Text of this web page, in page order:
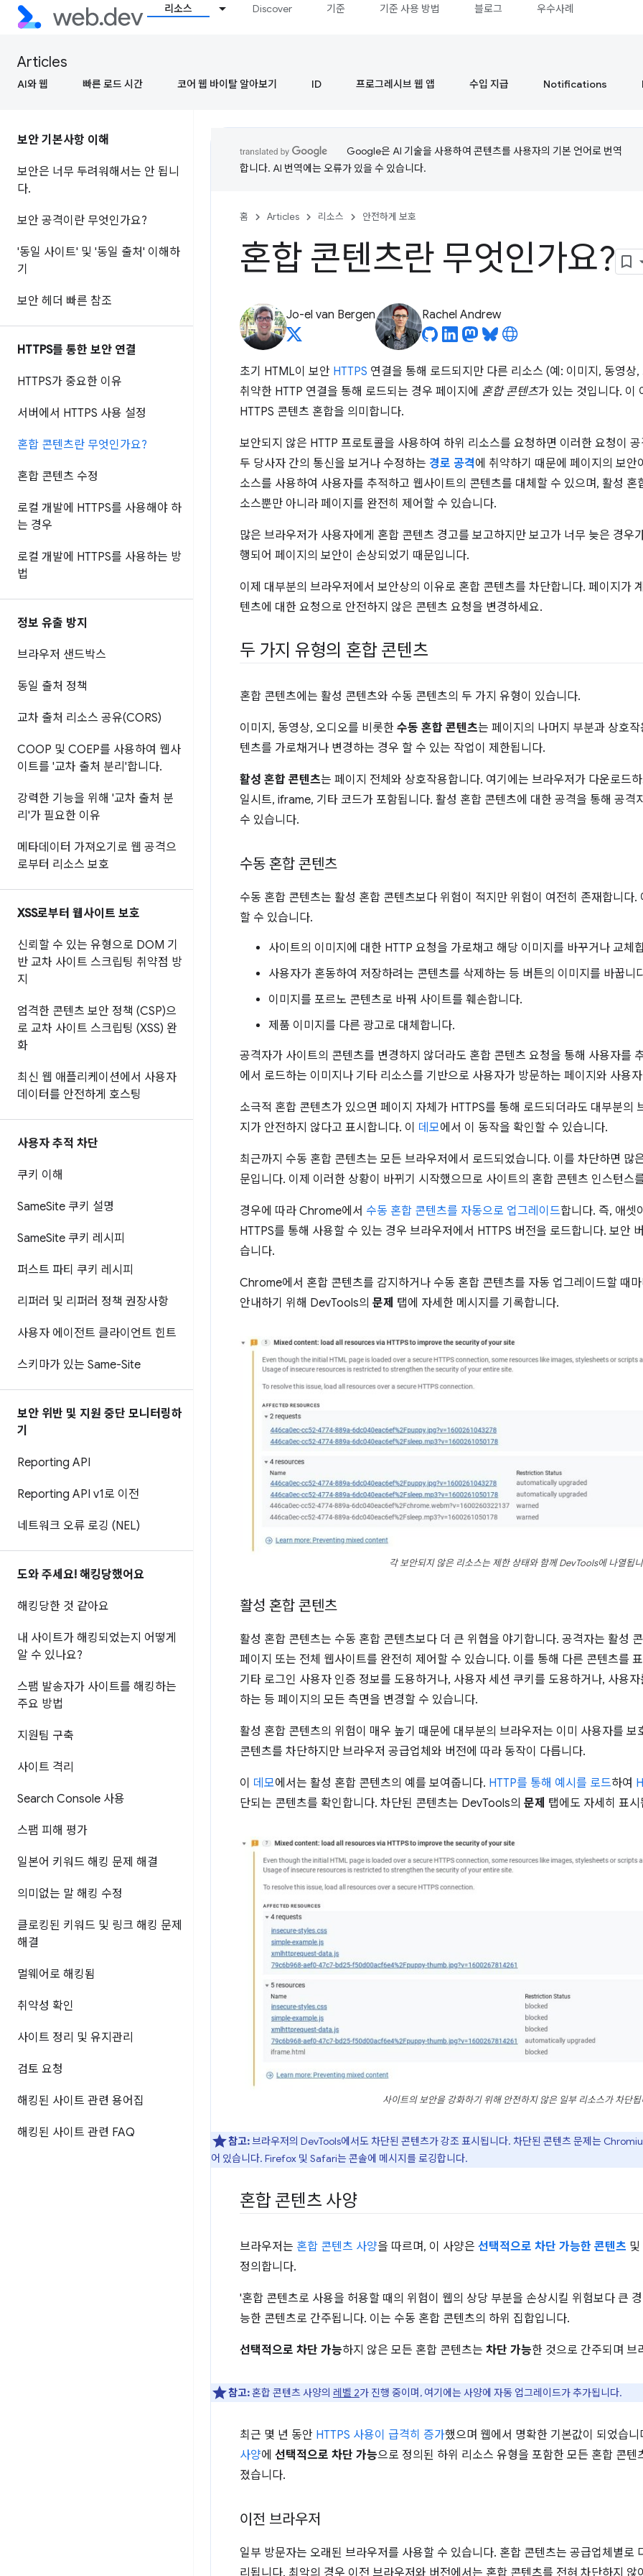
리소스 Discover 기준 기준 사용 방법 블로그 우수사례
Articles
AI와 웹 빠른 로드 시간 코어 웹 바이탈 알아보기 ID 프로그레시브 웹 앱 수입 지급 Notifications
보안 기본사항 이해
보안은 너무 두려워해서는 안 됩니
다.
보안 공격이란 무엇인가요?
'동일 사이트' 및 '동일 출처' 이해하
기
보안 헤더 빠른 참조
HTTPS를 통한 보안 연결
HTTPS가 중요한 이유
서버에서 HTTPS 사용 설정
혼합 콘텐츠란 무엇인가요?
혼합 콘텐츠 수정
로컬 개발에 HTTPS를 사용해야 하
는 경우
로컬 개발에 HTTPS를 사용하는 방
법
정보 유출 방지
브라우저 샌드박스
동일 출처 정책
교차 출처 리소스 공유(CORS)
COOP 및 COEP를 사용하여 웹사
이트를 '교차 출처 분리'합니다.
강력한 기능을 위해 '교차 출처 분
리'가 필요한 이유
메타데이터 가져오기로 웹 공격으
로부터 리소스 보호
XSS로부터 웹사이트 보호
신뢰할 수 있는 유형으로 DOM 기
반 교차 사이트 스크립팅 취약점 방
지
엄격한 콘텐츠 보안 정책 (CSP)으
로 교차 사이트 스크립팅 (XSS) 완
화
최신 웹 애플리케이션에서 사용자
데이터를 안전하게 호스팅
사용자 추적 차단
쿠키 이해
SameSite 쿠키 설명
SameSite 쿠키 레시피
퍼스트 파티 쿠키 레시피
리퍼러 및 리퍼러 정책 권장사항
사용자 에이전트 클라이언트 힌트
스키마가 있는 Same-Site
보안 위반 및 지원 중단 모니터링하
기
Reporting API
Reporting API v1로 이전
네트워크 오류 로깅 (NEL)
도와 주세요! 해킹당했어요
해킹당한 것 같아요
내 사이트가 해킹되었는지 어떻게
알 수 있나요?
스팸 발송자가 사이트를 해킹하는
주요 방법
지원팀 구축
사이트 격리
Search Console 사용
스팸 피해 평가
일본어 키워드 해킹 문제 해결
의미없는 말 해킹 수정
클로킹된 키워드 및 링크 해킹 문제
해결
멀웨어로 해킹됨
취약성 확인
사이트 정리 및 유지관리
검토 요청
해킹된 사이트 관련 용어집
해킹된 사이트 관련 FAQ
Google은 AI 기술을 사용하여 콘텐츠를 사용자의 기본 언어로 번역
합니다. AI 번역에는 오류가 있을 수 있습니다.
홈 Articles 리소스 안전하게 보호
혼합 콘텐츠란 무엇인가요?
Jo-el van Bergen Rachel Andrew
초기 HTML이 보안 HTTPS 연결을 통해 로드되지만 다른 리소스 (예: 이미지, 동영상
취약한 HTTP 연결을 통해 로드되는 경우 페이지에 혼합 콘텐츠가 있는 것입니다. 이
HTTPS 콘텐츠 혼합을 의미합니다.
보안되지 않은 HTTP 프로토콜을 사용하여 하위 리소스를 요청하면 이러한 요청이
두 당사자 간의 통신을 보거나 수정하는 경로 공격에 취약하기 때문에 페이지의 보
소스를 사용하여 사용자를 추적하고 웹사이트의 콘텐츠를 대체할 수 있으며, 활성
소스뿐만 아니라 페이지를 완전히 제어할 수 있습니다.
많은 브라우저가 사용자에게 혼합 콘텐츠 경고를 보고하지만 보고가 너무 늦은 경우
행되어 페이지의 보안이 손상되었기 때문입니다.
이제 대부분의 브라우저에서 보안상의 이유로 혼합 콘텐츠를 차단합니다. 페이지가
텐츠에 대한 요청으로 안전하지 않은 콘텐츠 요청을 변경하세요.
두 가지 유형의 혼합 콘텐츠
혼합 콘텐츠에는 활성 콘텐츠와 수동 콘텐츠의 두 가지 유형이 있습니다.
이미지, 동영상, 오디오를 비롯한 수동 혼합 콘텐츠는 페이지의 나머지 부분과 상호
텐츠를 가로채거나 변경하는 경우 할 수 있는 작업이 제한됩니다.
활성 혼합 콘텐츠는 페이지 전체와 상호작용합니다. 여기에는 브라우저가 다운로드
일시트, iframe, 기타 코드가 포함됩니다. 활성 혼합 콘텐츠에 대한 공격을 통해 공격
수 있습니다.
수동 혼합 콘텐츠
수동 혼합 콘텐츠는 활성 혼합 콘텐츠보다 위험이 적지만 위험이 여전히 존재합니다
할 수 있습니다.
사이트의 이미지에 대한 HTTP 요청을 가로채고 해당 이미지를 바꾸거나 교체
사용자가 혼동하여 저장하려는 콘텐츠를 삭제하는 등 버튼의 이미지를 바꿉니
이미지를 포르노 콘텐츠로 바꿔 사이트를 훼손합니다.
제품 이미지를 다른 광고로 대체합니다.
공격자가 사이트의 콘텐츠를 변경하지 않더라도 혼합 콘텐츠 요청을 통해 사용자를
에서 로드하는 이미지나 기타 리소스를 기반으로 사용자가 방문하는 페이지와 사용
소극적 혼합 콘텐츠가 있으면 페이지 자체가 HTTPS를 통해 로드되더라도 대부분의
지가 안전하지 않다고 표시합니다. 이 데모에서 이 동작을 확인할 수 있습니다.
최근까지 수동 혼합 콘텐츠는 모든 브라우저에서 로드되었습니다. 이를 차단하면 많
문입니다. 이제 이러한 상황이 바뀌기 시작했으므로 사이트의 혼합 콘텐츠 인스턴스
경우에 따라 Chrome에서 수동 혼합 콘텐츠를 자동으로 업그레이드합니다. 즉, 애셋
HTTPS를 통해 사용할 수 있는 경우 브라우저에서 HTTPS 버전을 로드합니다. 보안
습니다.
Chrome에서 혼합 콘텐츠를 감지하거나 수동 혼합 콘텐츠를 자동 업그레이드할 때
안내하기 위해 DevTools의 문제 탭에 자세한 메시지를 기록합니다.
각 보안되지 않은 리소스는 제한 상태와 함께 DevTools에 나열됩
활성 혼합 콘텐츠
활성 혼합 콘텐츠는 수동 혼합 콘텐츠보다 더 큰 위협을 야기합니다. 공격자는 활성
페이지 또는 전체 웹사이트를 완전히 제어할 수 있습니다. 이를 통해 다른 콘텐츠를
기타 로그인 사용자 인증 정보를 도용하거나, 사용자 세션 쿠키를 도용하거나, 사용
하는 등 페이지의 모든 측면을 변경할 수 있습니다.
활성 혼합 콘텐츠의 위험이 매우 높기 때문에 대부분의 브라우저는 이미 사용자를
콘텐츠를 차단하지만 브라우저 공급업체와 버전에 따라 동작이 다릅니다.
이 데모에서는 활성 혼합 콘텐츠의 예를 보여줍니다. HTTP를 통해 예시를 로드하여
단되는 콘텐츠를 확인합니다. 차단된 콘텐츠는 DevTools의 문제 탭에도 자세히 표
사이트의 보안을 강화하기 위해 안전하지 않은 일부 리소스가 차단됩
참고:브라우저의 DevTools에서도 차단된 콘텐츠가 강조 표시됩니다. 차단된 콘텐츠 문제는
어 있습니다. Firefox 및 Safari는 콘솔에 메시지를 로깅합니다.
혼합 콘텐츠 사양
브라우저는 혼합 콘텐츠 사양을 따르며, 이 사양은 선택적으로 차단 가능한 콘텐츠 및
정의합니다.
'혼합 콘텐츠로 사용을 허용할 때의 위험이 웹의 상당 부분을 손상시킬 위험보다 큰
능한 콘텐츠로 간주됩니다. 이는 수동 혼합 콘텐츠의 하위 집합입니다.
선택적으로 차단 가능하지 않은 모든 혼합 콘텐츠는 차단 가능한 것으로 간주되며 브
참고:혼합 콘텐츠 사양의 레벨 2가 진행 중이며, 여기에는 사양에 자동 업그레이드가 추가됩니다.
최근 몇 년 동안 HTTPS 사용이 급격히 증가했으며 웹에서 명확한 기본값이 되었습
사양에 선택적으로 차단 가능으로 정의된 하위 리소스 유형을 포함한 모든 혼합 콘
졌습니다.
이전 브라우저
일부 방문자는 오래된 브라우저를 사용할 수 있습니다. 혼합 콘텐츠는 공급업체별로